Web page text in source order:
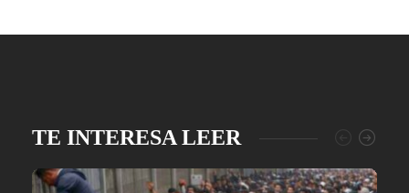
TE INTERESA LEER